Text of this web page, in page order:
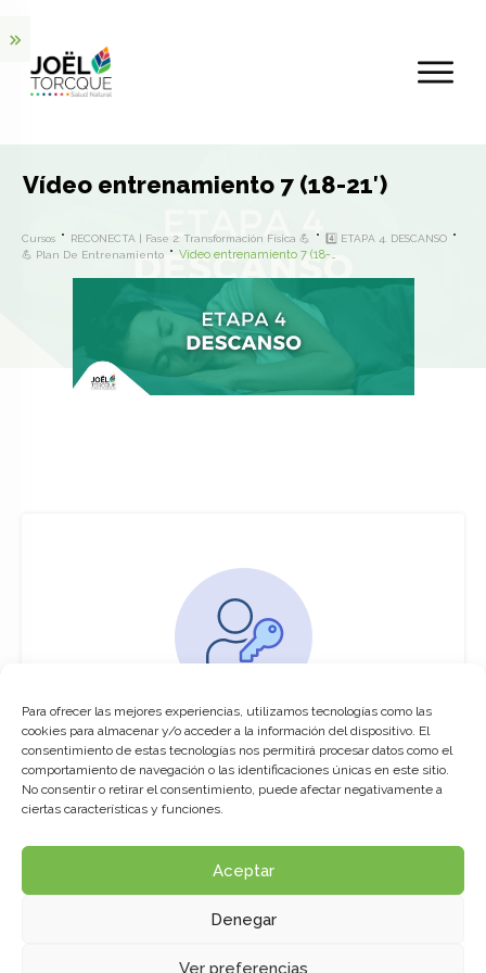
Para ofrecer las mejores experiencias, utilizamos tecnologías como las
cookies para almacenar y/o acceder a la información del dispositivo. El
consentimiento de estas tecnologías nos permitirá procesar datos como el
comportamiento de navegación o las identificaciones únicas en este sitio.
No consentir o retirar el consentimiento, puede afectar negativamente a
ciertas características y funciones.
Aceptar
Denegar
Ver preferencias
Vídeo entrenamiento 7 (18-21′)
Cursos RECONECTA | Fase 2: Transformación Física 💪
4️⃣ ETAPA 4. DESCANSO
💪 Plan De Entrenamiento
Vídeo entrenamiento 7 (18-21′)
You must be logged in to access this
course
This course is only available for registered
Click here to login